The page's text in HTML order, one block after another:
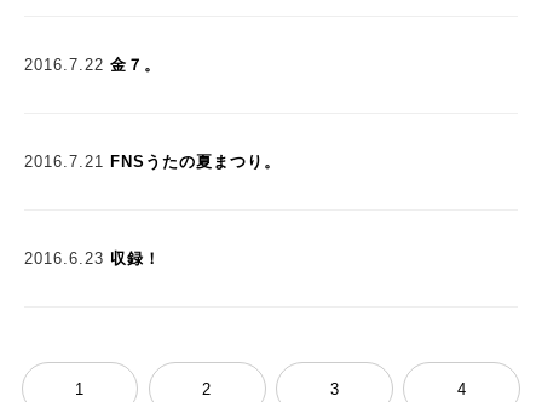
2016.7.22 金７。
2016.7.21 FNSうたの夏まつり。
2016.6.23 収録！
1 2 3 4